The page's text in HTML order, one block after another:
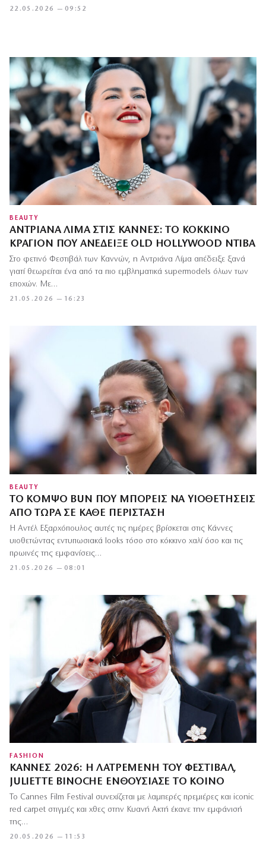
22.05.2026 — 09:52
BEAUTY
ΑΝΤΡΙΆΝΑ ΛΊΜΑ ΣΤΙΣ ΚΆΝΝΕΣ: ΤΟ ΚΌΚΚΙΝΟ
ΚΡΑΓΙΌΝ ΠΟΥ ΑΝΈΔΕΙΞΕ OLD HOLLYWOOD ΝΤΊΒΑ
21.05.2026 — 16:23
Στο φετινό Φεστιβάλ των Καννών, η Αντριάνα Λίμα απέδειξε ξανά
γιατί θεωρείται ένα από τα πιο εμβληματικά supermodels όλων των
εποχών. Με…
BEAUTY
ΤΟ ΚΟΜΨΌ BUN ΠΟΥ ΜΠΟΡΕΊΣ ΝΑ ΥΙΟΘΕΤΉΣΕΙΣ
ΑΠΌ ΤΏΡΑ ΣΕ ΚΆΘΕ ΠΕΡΊΣΤΑΣΗ
21.05.2026 — 08:01
Η Αντέλ Εξαρχόπουλος αυτές τις ημέρες βρίσκεται στις Κάννες
υιοθετώντας εντυπωσιακά looks τόσο στο κόκκινο χαλί όσο και τις
πρωινές της εμφανίσεις…
FASHION
ΚΆΝΝΕΣ 2026: Η ΛΑΤΡΕΜΈΝΗ ΤΟΥ ΦΕΣΤΙΒΆΛ,
JULIETTE BINOCHE ΕΝΘΟΥΣΊΑΣΕ ΤΟ ΚΟΙΝΌ
20.05.2026 — 11:53
Το Cannes Film Festival συνεχίζεται με λαμπερές πρεμιέρες και iconic
red carpet στιγμές και χθες στην Κυανή Ακτή έκανε την εμφάνισή
της…